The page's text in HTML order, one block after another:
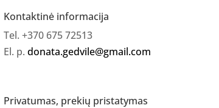
Kontaktinė informacija
Tel. +370 675 72513
El. p. donata.gedvile@gmail.com
Privatumas, prekių pristatymas